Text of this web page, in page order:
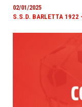
02/01/2025
S.S.D. BARLETTA 1922